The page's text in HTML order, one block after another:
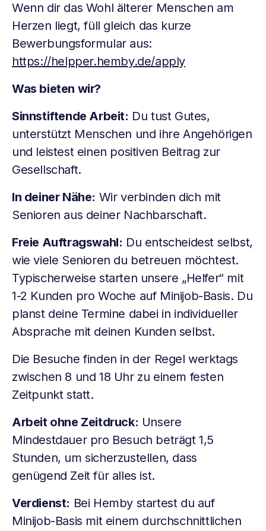
Wenn dir das Wohl älterer Menschen am
Herzen liegt, füll gleich das kurze
Bewerbungsformular aus:
https://helpper.hemby.de/apply
Was bieten wir?
Sinnstiftende Arbeit: Du tust Gutes,
unterstützt Menschen und ihre Angehörigen
und leistest einen positiven Beitrag zur
Gesellschaft.
In deiner Nähe: Wir verbinden dich mit
Senioren aus deiner Nachbarschaft.
Freie Auftragswahl: Du entscheidest selbst,
wie viele Senioren du betreuen möchtest.
Typischerweise starten unsere „Helfer“ mit
1-2 Kunden pro Woche auf Minijob-Basis. Du
planst deine Termine dabei in individueller
Absprache mit deinen Kunden selbst.
Die Besuche finden in der Regel werktags
zwischen 8 und 18 Uhr zu einem festen
Zeitpunkt statt.
Arbeit ohne Zeitdruck: Unsere
Mindestdauer pro Besuch beträgt 1,5
Stunden, um sicherzustellen, dass
genügend Zeit für alles ist.
Verdienst: Bei Hemby startest du auf
Minijob-Basis mit einem durchschnittlichen